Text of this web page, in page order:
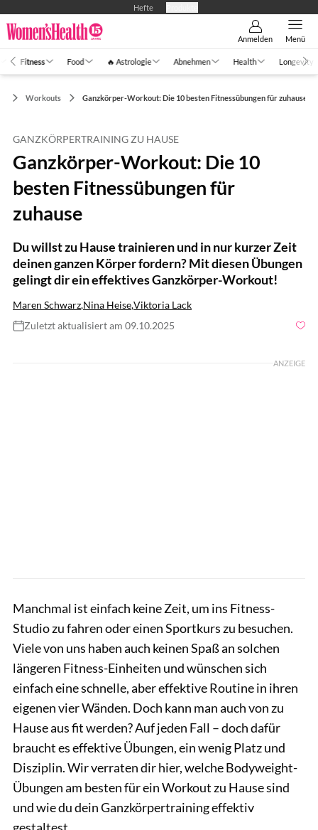
Hefte
Anmelden Menü
Fitness Food 🔥 Astrologie Abnehmen Health Longevity
Workouts Ganzkörper-Workout: Die 10 besten Fitnessübungen für zuhause
GANZKÖRPERTRAINING ZU HAUSE
Ganzkörper-Workout: Die 10
besten Fitnessübungen für
zuhause
Du willst zu Hause trainieren und in nur kurzer Zeit
deinen ganzen Körper fordern? Mit diesen Übungen
gelingt dir ein effektives Ganzkörper-Workout!
Maren Schwarz,Nina Heise,Viktoria Lack
Zuletzt aktualisiert am 09.10.2025
ANZEIGE
Manchmal ist einfach keine Zeit, um ins Fitness-
Studio zu fahren oder einen Sportkurs zu besuchen.
Viele von uns haben auch keinen Spaß an solchen
längeren Fitness-Einheiten und wünschen sich
einfach eine schnelle, aber effektive Routine in ihren
eigenen vier Wänden. Doch kann man auch von zu
Hause aus fit werden? Auf jeden Fall – doch dafür
braucht es effektive Übungen, ein wenig Platz und
Disziplin. Wir verraten dir hier, welche Bodyweight-
Übungen am besten für ein Workout zu Hause sind
und wie du dein Ganzkörpertraining effektiv